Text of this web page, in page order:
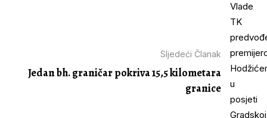
Sljedeći Članak
Jedan bh. graničar pokriva 15,5 kilometara
granice